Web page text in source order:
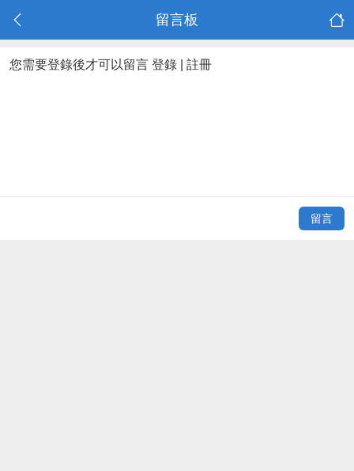
留言板
您需要登錄後才可以留言 登錄 註冊
留言